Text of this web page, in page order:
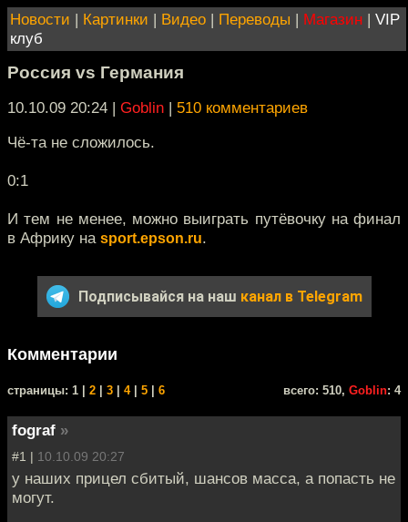
Новости | Картинки | Видео | Переводы | Магазин | VIP
клуб
Россия vs Германия
10.10.09 20:24 | Goblin | 510 комментариев
Чё-та не сложилось.
0:1
И тем не менее, можно выиграть путёвочку на финал
в Африку на sport.epson.ru.
Подписывайся на наш канал в Telegram
Комментарии
cтраницы: 1 | 2 3 4| 5 6 всего: 510, Goblin: 4
fograf »
#1 | 10.10.09 20:27
у наших прицел сбитый, шансов масса, а попасть не
могут.